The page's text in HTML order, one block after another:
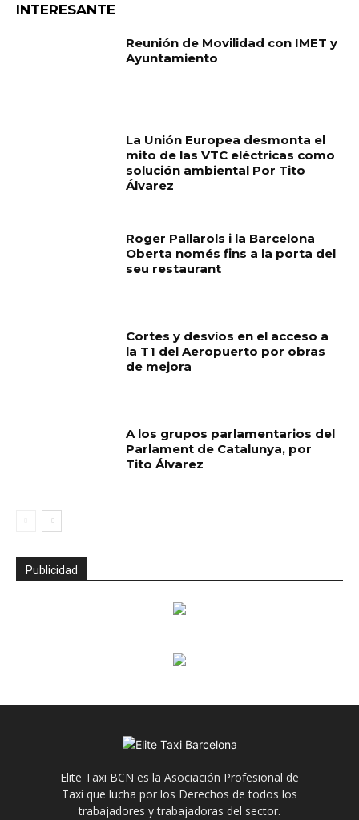
INTERESANTE
Reunión de Movilidad con IMET y
Ayuntamiento
La Unión Europea desmonta el
mito de las VTC eléctricas como
solución ambiental Por Tito
Álvarez
Roger Pallarols i la Barcelona
Oberta només fins a la porta del
seu restaurant
Cortes y desvíos en el acceso a
la T1 del Aeropuerto por obras
de mejora
A los grupos parlamentarios del
Parlament de Catalunya, por
Tito Álvarez
Publicidad
Elite Taxi BCN es la Asociación Profesional de
Taxi que lucha por los Derechos de todos los
trabajadores y trabajadoras del sector.